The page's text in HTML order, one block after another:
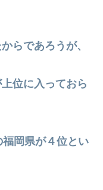
らであろうが、
位に入っておら
岡県が４位とい